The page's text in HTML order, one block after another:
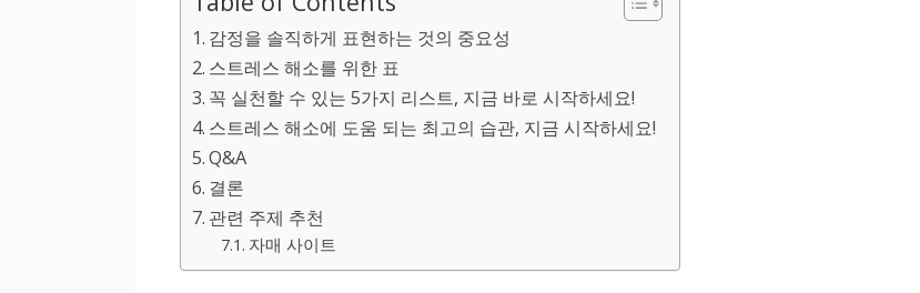
감정을 솔직하게 표현하는 것의 중요성
스트레스 해소를 위한 표
꼭 실천할 수 있는 5가지 리스트, 지금 바로 시작하세요!
스트레스 해소에 도움 되는 최고의 습관, 지금 시작하세요!
Q&A
결론
관련 주제 추천
자매 사이트